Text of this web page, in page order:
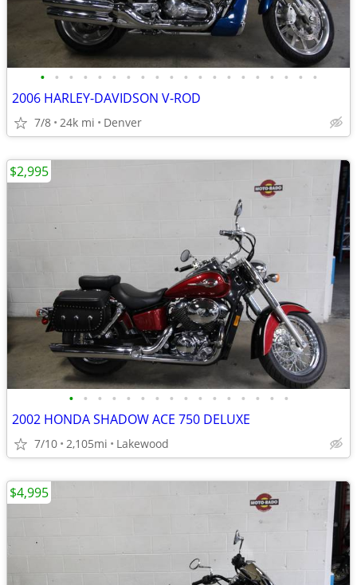
• • • • • • • • • • • • • • • • • • • •
2006 HARLEY-DAVIDSON V-ROD
7/8 24k mi Denver
• • • • • • • • • • • • • • • •
2002 HONDA SHADOW ACE 750 DELUXE
7/10 2,105mi Lakewood
$2,995
$4,995